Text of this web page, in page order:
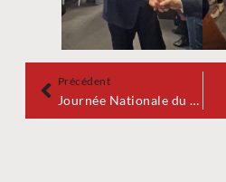
Précédent
Journée Nationale du Sport Scolaire Mercredi 20 septembre 2023